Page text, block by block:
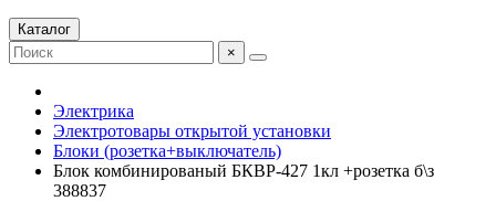
Каталог
×
Электрика
Электротовары открытой установки
Блоки (розетка+выключатель)
Блок комбинированый БКВР-427 1кл +розетка б\з
388837